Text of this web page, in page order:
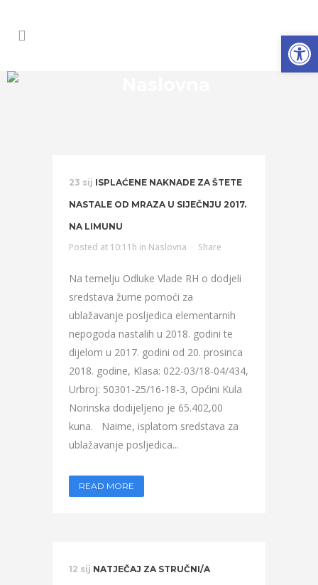
23 sij ISPLAĆENE NAKNADE ZA ŠTETE
NASTALE OD MRAZA U SIJEČNJU 2017.
NA LIMUNU
Posted at 10:11h in Naslovna Share
Na temelju Odluke Vlade RH o dodjeli
sredstava žurne pomoći za
ublažavanje posljedica elementarnih
nepogoda nastalih u 2018. godini te
dijelom u 2017. godini od 20. prosinca
2018. godine, Klasa: 022-03/18-04/434,
Urbroj: 50301-25/16-18-3, Općini Kula
Norinska dodijeljeno je 65.402,00
kuna. Naime, isplatom sredstava za
ublažavanje posljedica...
READ MORE
12 sij NATJEČAJ ZA STRUČNI/A